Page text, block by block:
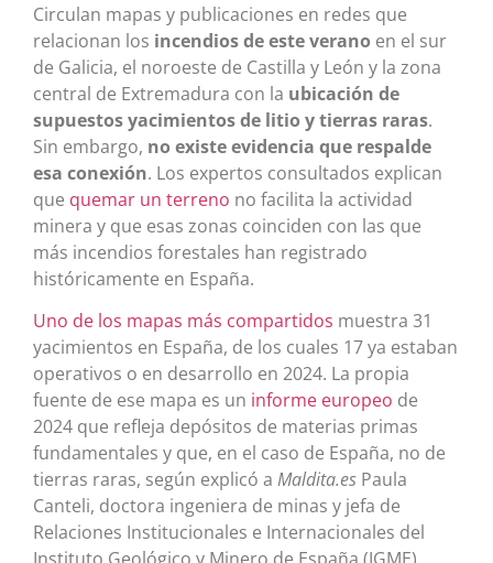
Circulan mapas y publicaciones en redes que
relacionan los incendios de este verano en el sur
de Galicia, el noroeste de Castilla y León y la zona
central de Extremadura con la ubicación de
supuestos yacimientos de litio y tierras raras.
Sin embargo, no existe evidencia que respalde
esa conexión. Los expertos consultados explican
que quemar un terreno no facilita la actividad
minera y que esas zonas coinciden con las que
más incendios forestales han registrado
históricamente en España.
Uno de los mapas más compartidos muestra 31
yacimientos en España, de los cuales 17 ya estaban
operativos o en desarrollo en 2024. La propia
fuente de ese mapa es un informe europeo de
2024 que refleja depósitos de materias primas
fundamentales y que, en el caso de España, no de
tierras raras, según explicó a Maldita.es Paula
Canteli, doctora ingeniera de minas y jefa de
Relaciones Institucionales e Internacionales del